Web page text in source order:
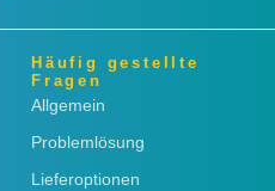
Häufig gestellte
Fragen
Allgemein
Problemlösung
Lieferoptionen